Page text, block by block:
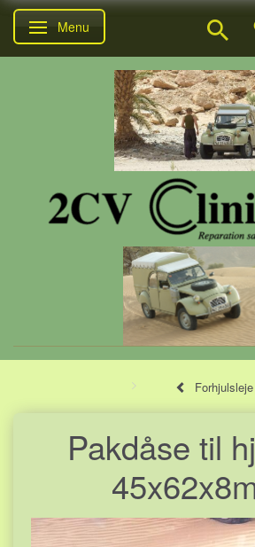
Skifte navigation
Menu
Forhjulsleje
Pakdåse til